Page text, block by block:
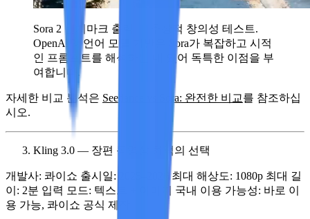
Sora 2 벤치마크 출력 — 추상적 창의성 테스트.
OpenAI의 언어 모델 기반은 Sora가 복잡하고 시적
인 프롬프트를 해석하는 데 있어 독특한 이점을 부
여합니다.
자세한 비교 분석은 Seedance vs Sora: 완전한 비교를 참조하십
시오.
Kling 3.0 — 장편 동영상 최적의 선택
개발사: 콰이쇼 출시일: 2025–2026최대 해상도: 1080p 최대 길
이: 2분 입력 모드: 텍스트 + 이미지 국내 이용 가능성: 바로 이
용 가능, 콰이쇼 공식 제작